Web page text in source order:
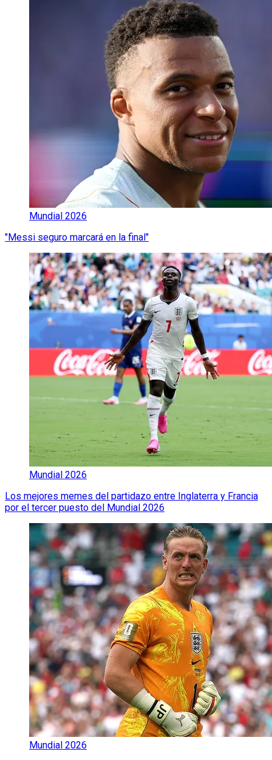
Mundial 2026
"Messi seguro marcará en la final"
Mundial 2026
Los mejores memes del partidazo entre Inglaterra y Francia
por el tercer puesto del Mundial 2026
Mundial 2026